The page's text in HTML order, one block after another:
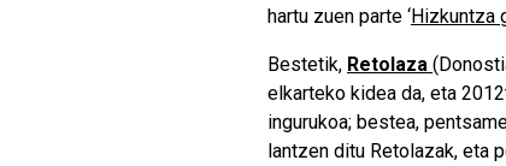
hartu zuen parte ‘Hizkuntza
Bestetik, Retolaza
elkarteko kidea da, eta
ingurukoa; bestea,
lantzen ditu Retolazak, eta